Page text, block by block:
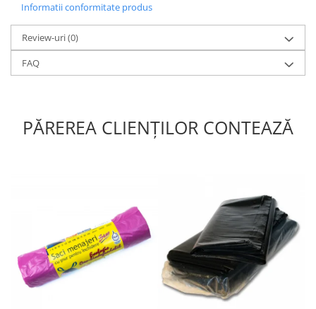
îndelungată.
Recipient: călimară din sticlă transparentă cu capac ermetic
pentru siguranță și controlul nivelului de lichid.
Performanță: flux constant de scriere și uscare rapidă pe
majoritatea tipurilor de hârtie.
Versatilitate: potrivită atât pentru stilouri clasice, cât și
Informatii conformitate produs
Review-uri(0)
FAQ
PĂREREA CLIENȚILOR CONTEAZĂ